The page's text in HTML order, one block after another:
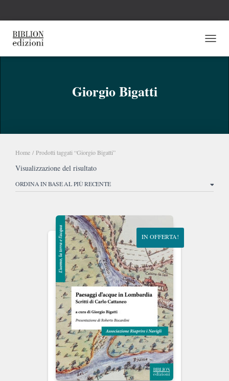
Giorgio Bigatti
Home / Prodotti taggati “Giorgio Bigatti”
Visualizzazione del risultato
IN OFFERTA!